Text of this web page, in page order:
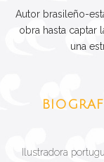
Autor brasileño-
obra hasta captar
una
Ilustradora